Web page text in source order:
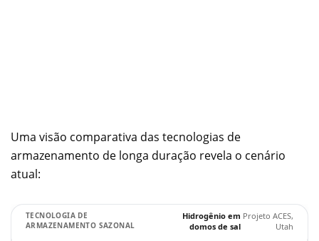
Uma visão comparativa das tecnologias de
armazenamento de longa duração revela o cenário
atual:
Hidrogênio em
domos de sal
Projeto ACES,
Utah